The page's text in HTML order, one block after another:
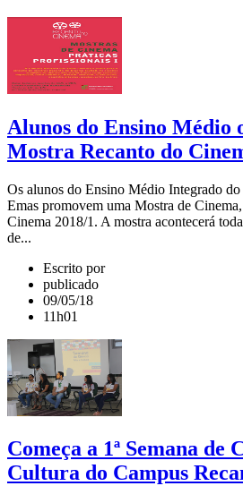
Alunos do Ensino Médio
Mostra Recanto do
Os alunos do Ensino Médio Integrado do
Emas promovem uma Mostra de
Cinema 2018/1. A mostra acontecerá
de...
Escrito por
publicado
09/05/18
11h01
Começa a 1ª Semana de
Cultura do Campus